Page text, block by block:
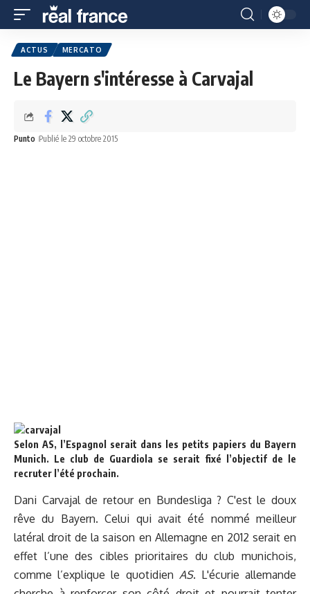
ACTUS MERCATO
Le Bayern s'intéresse à Carvajal
Punto Publié le 29 octobre 2015
Selon AS, l’Espagnol serait dans les petits papiers du Bayern
Munich. Le club de Guardiola se serait fixé l’objectif de le
recruter l’été prochain.
Dani Carvajal de retour en Bundesliga ? C'est le doux
rêve du Bayern. Celui qui avait été nommé meilleur
latéral droit de la saison en Allemagne en 2012 serait en
effet l’une des cibles prioritaires du club munichois,
comme l’explique le quotidien AS. L'écurie allemande